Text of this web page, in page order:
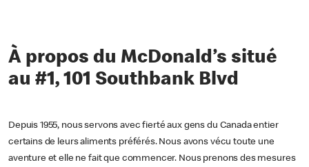
À propos du McDonald’s situé
au #1, 101 Southbank Blvd
Depuis 1955, nous servons avec fierté aux gens du Canada entier
certains de leurs aliments préférés. Nous avons vécu toute une
aventure et elle ne fait que commencer. Nous prenons des mesures